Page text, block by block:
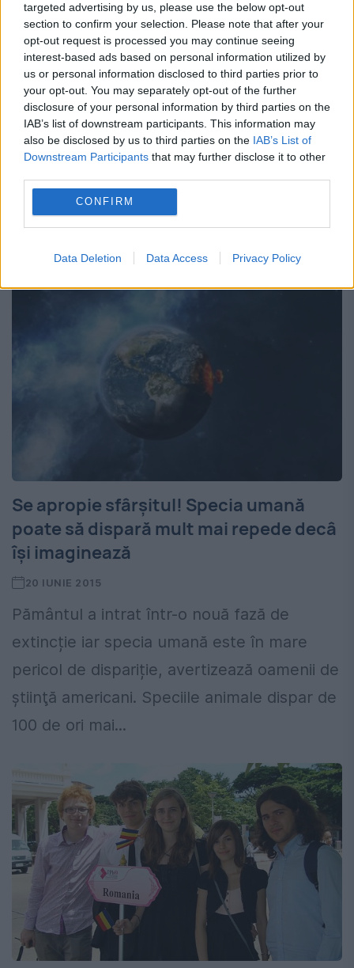
targeted advertising by us, please use the below opt-out
section to confirm your selection. Please note that after your
opt-out request is processed you may continue seeing
interest-based ads based on personal information utilized by
us or personal information disclosed to third parties prior to
your opt-out. You may separately opt-out of the further
disclosure of your personal information by third parties on the
IAB’s list of downstream participants. This information may
also be disclosed by us to third parties on the IAB’s List of
Downstream Participants that may further disclose it to other
CONFIRM
Data Deletion Data Access Privacy Policy
„Biblia pierdută” pleacă în turneu în
ţară
16 OCTOMBRIE 2015
Romanul „Biblia pierdută” „se ţine de
cuvânt” şi se vinde foarte bine. „Biblia
pierdută” începe turneul de lansări prin
ţară. Prima oprire va fi la Braşov, duminică
Se apropie sfârșitul! Specia umană
poate să dispară mult mai repede decâ
își imaginează
20 IUNIE 2015
Pământul a intrat într-o nouă fază de
extincție iar specia umană este în mare
pericol de dispariție, avertizează oamenii de
ştiinţă americani. Speciile animale dispar de
100 de ori mai...